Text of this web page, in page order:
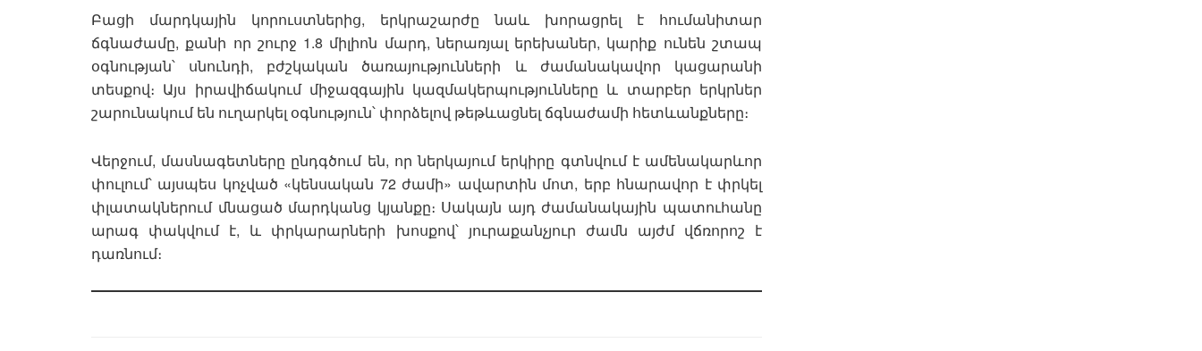
Բացի մարդկային կորուստներից, երկրաշարժը նաև խորացրել է հումանիտար
ճգնաժամը, քանի որ շուրջ 1.8 միլիոն մարդ, ներառյալ երեխաներ, կարիք ունեն շտապ
օգնության՝ սնունդի, բժշկական ծառայությունների և ժամանակավոր կացարանի
տեսքով։ Այս իրավիճակում միջազգային կազմակերպությունները և տարբեր երկրներ
շարունակում են ուղարկել օգնություն՝ փորձելով թեթևացնել ճգնաժամի հետևանքները։
Վերջում, մասնագետները ընդգծում են, որ ներկայում երկիրը գտնվում է ամենակարևոր
փուլում՝ այսպես կոչված «կենսական 72 ժամի» ավարտին մոտ, երբ հնարավոր է փրկել
փլատակներում մնացած մարդկանց կյանքը։ Սակայն այդ ժամանակային պատուհանը
արագ փակվում է, և փրկարարների խոսքով՝ յուրաքանչյուր ժամն այժմ վճռորոշ է
դառնում։